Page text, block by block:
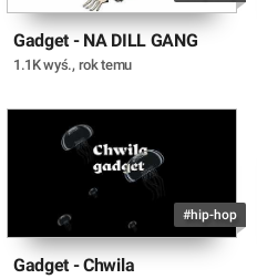
Gadget - NA DILL GANG
1.1K wyś., rok temu
#hip-hop
Gadget - Chwila